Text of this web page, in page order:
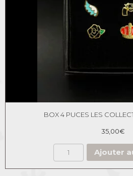
BOX 4 PUCES LES
35,00€
Ajouter